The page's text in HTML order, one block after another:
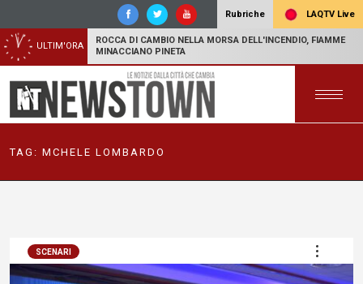
Rubriche LAQTV Live
ULTIM'ORA
ROCCA DI CAMBIO NELLA MORSA DELL'INCENDIO, FIAMME
MINACCIANO PINETA
TAG: MCHELE LOMBARDO
SCENARI